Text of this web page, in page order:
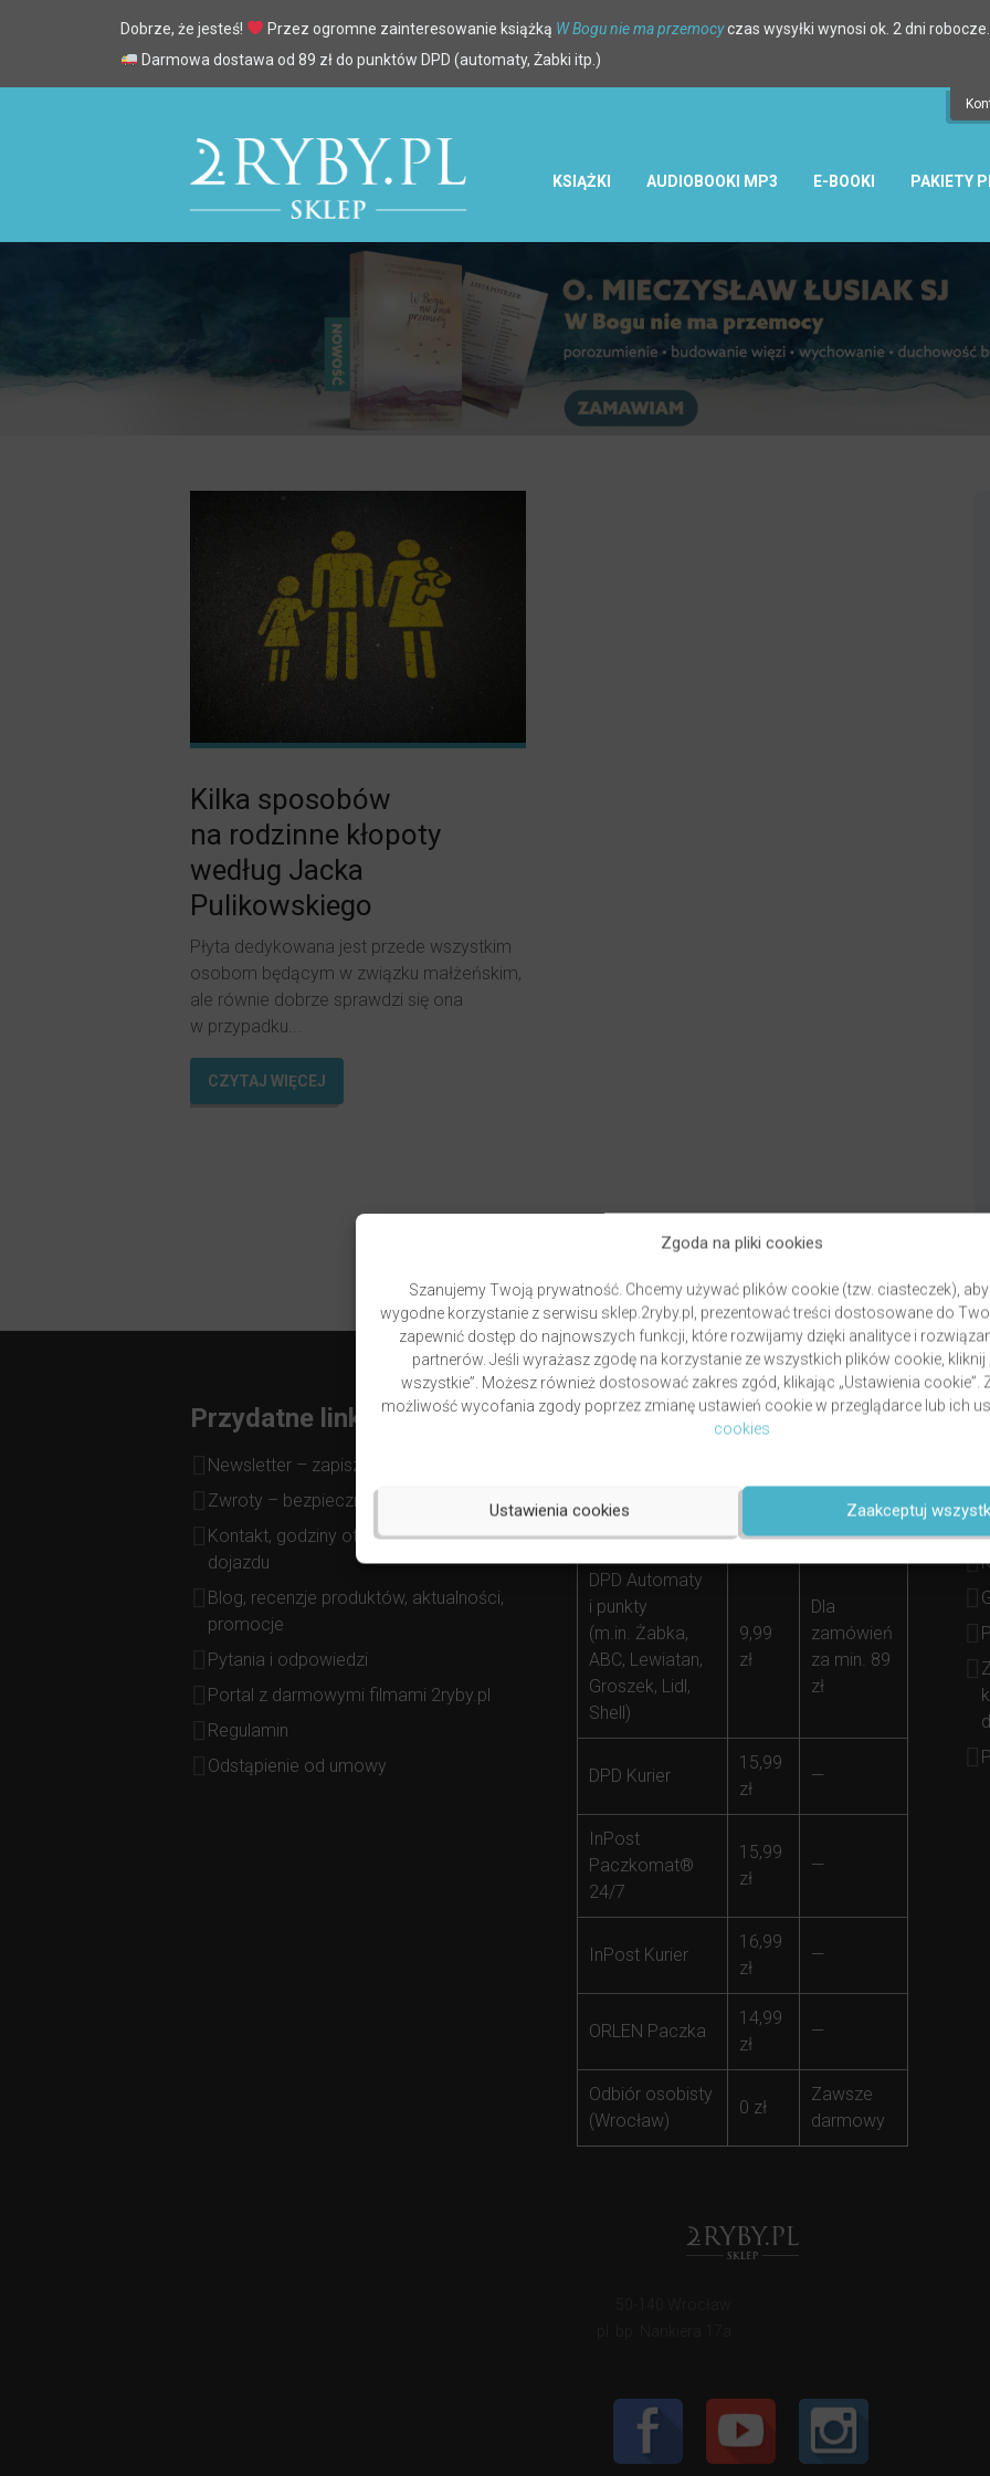
Zgoda na pliki cookies
Szanujemy Twoją prywatność. Chcemy używać plików cookie (tzw. ciasteczek), aby
wygodne korzystanie z serwisu sklep.2ryby.pl, prezentować treści dostosowane do
zapewnić dostęp do najnowszych funkcji, które rozwijamy dzięki analityce i
partnerów. Jeśli wyrażasz zgodę na korzystanie ze wszystkich plików cookie, kliknij
wszystkie”. Możesz również dostosować zakres zgód, klikając „Ustawienia cookie”.
możliwość wycofania zgody poprzez zmianę ustawień cookie w przeglądarce lub ich
cookies
Zaakceptuj
Ustawienia cookies
Dobrze, że jesteś! Przez ogromne zainteresowanie książką W Bogu nie ma przemocyczas wysyłki wynosi ok. 2 dni robocze.
Darmowa dostawa od 89 zł do punktów DPD (automaty, Żabki itp.)
KSIĄŻKI AUDIOBOOKI MP3 E-BOOKI PAKIETY
Kilka sposobów
na rodzinne kłopoty
według Jacka
Pulikowskiego
Płyta dedykowana jest przede wszystkim
osobom będącym w związku małżeńskim,
ale równie dobrze sprawdzi się ona
w przypadku...
CZYTAJ WIĘCEJ
Przydatne linki
Newsletter – zapisz się i zyskaj
Zwroty – bezpieczne zakupy
Kontakt, godziny otwarcia, mapa
dojazdu
Blog, recenzje produktów, aktualności,
promocje
Pytania i odpowiedzi
Portal z darmowymi filmami 2ryby.pl
Regulamin
Odstąpienie od umowy
Dostawa
Dostawy
Darmowej
Dostawy
DPD Automaty
i punkty
(m.in. Żabka,
ABC, Lewiatan,
Groszek, Lidl,
Shell)
9,99
zł
Dla
zamówień
za min. 89
zł
DPD Kurier
15,99
zł
—
InPost
Paczkomat®
24/7
15,99
zł
—
InPost Kurier
16,99
zł
—
ORLEN Paczka
14,99
zł
—
Odbiór osobisty
(Wrocław)
0 zł
Zawsze
darmowy